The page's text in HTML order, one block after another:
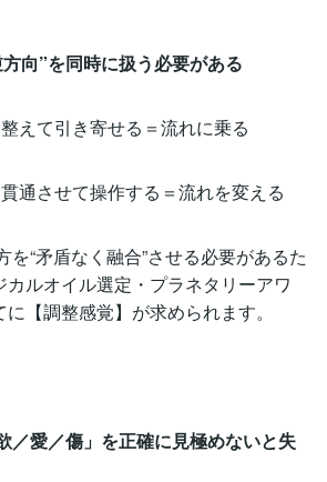
向”を同時に扱う必要がある
えて引き寄せる＝流れに乗る
通させて操作する＝流れを変える
を“矛盾なく融合”させる必要があるた
ルオイル選定・プラネタリーアワ
【調整感覚】が求められます。
愛／傷」を正確に見極めないと失